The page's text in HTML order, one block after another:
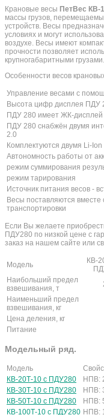
Крановые весы ПетВес КВ-
массы грузов,
устройств. Весы
условиях и могут
воздухе. Весы имеют
прочности позволяет
крупногабаритными грузами.
Особенности весов
Управление весами с
Высота цифр дисплея ПДУ
ПДУ 280 имеет ЖК-дисплей
ПДУ 280 снабжён двумя
2.0
Комплектуются двумя Li-
Автономность работы от
режим суммирования
режим тарирования
Источник питания весов -
Весы поставляются
транспортировки
Если Вы желаете
ПДУ280 по низкой цене с
заказ на нашем сайте или
Модель
КВ-
Наибольший предел
взвешивания, т
Наименьший предел
взвешивания, кг
Цена деления, кг
Питание
Модельный ряд.
Модель
КВ-20Т-10 с ПДУ280
НПВ:
КВ-30Т-10 с ПДУ280
НПВ:
КВ-50Т-10 с ПДУ280
НПВ:
КВ-100Т-10 с ПДУ280 НПВ: